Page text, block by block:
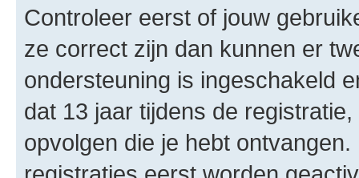
Controleer eerst of jouw
ze correct zijn dan kunnen er
ondersteuning is ingeschakeld
dat 13 jaar tijdens de
opvolgen die je hebt